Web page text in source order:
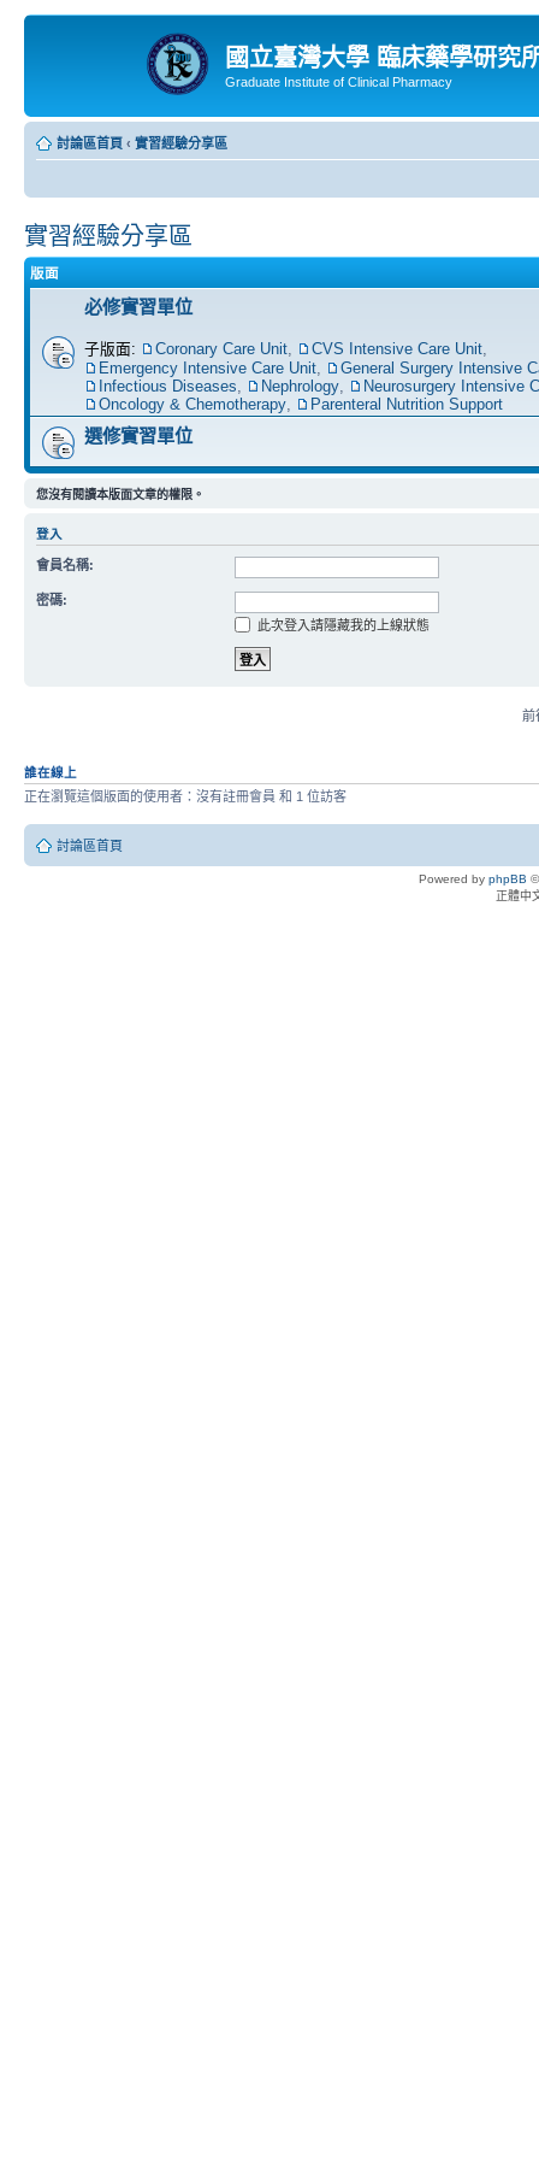
國立臺灣大學 臨床藥學研究
Graduate Institute of Clinical Pharmacy
討論區首頁 ‹ 實習經驗分享區
實習經驗分享區
版面
必修實習單位
子版面: Coronary Care Unit CVS Intensive Care Unit
Emergency Intensive Care Unit
General Surgery Intensive
Infectious Diseases
Nephrology
Neurosurgery Intensive
Oncology & Chemotherapy
Parenteral Nutrition Support
選修實習單位
您沒有閱讀本版面文章的權限。
登入
會員名稱:
密碼:
此次登入請隱藏我的上線狀態
前
誰在線上
正在瀏覽這個版面的使用者：沒有註冊會員 和 1 位訪客
討論區首頁
Powered by phpBB
正體中